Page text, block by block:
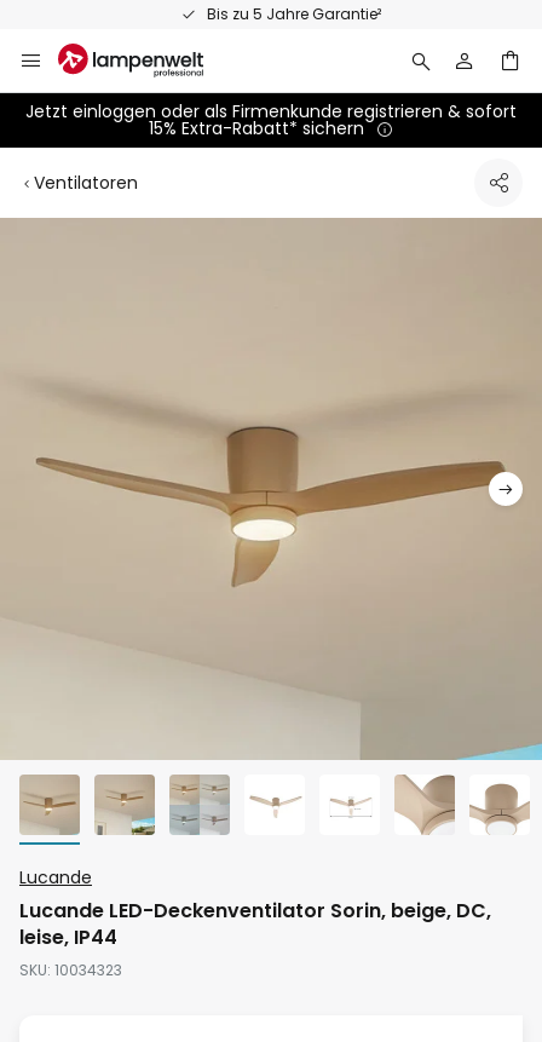
Bis zu 5 Jahre Garantie²
Inhalt
springen
Jetzt einloggen oder als Firmenkunde registrieren & sofort
15% Extra-Rabatt* sichern
Ventilatoren
Anfang
der
Bildgalerie
springen
Lucande
Lucande LED-Deckenventilator Sorin, beige, DC,
leise, IP44
SKU 10034323